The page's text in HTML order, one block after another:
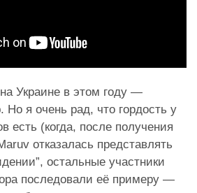
Украине в этом году —
Но я очень рад, что гордость у
есть (когда, после получения
отказалась представлять
остальные участники
последовали её примеру —